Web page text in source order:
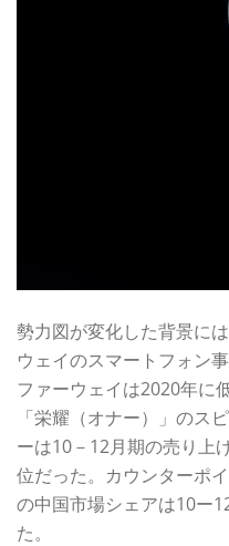
勢力図が変化した背景に
ウェイのスマートフォン
ファーウェイは2020年に
「栄耀（オナー）」のス
ーは10－12月期の売り上
位だった。カウンターポ
の中国市場シェアは10ー
た。